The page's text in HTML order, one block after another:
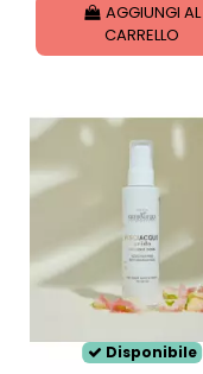
AGGIUNGI AL
CARRELLO
Disponibile